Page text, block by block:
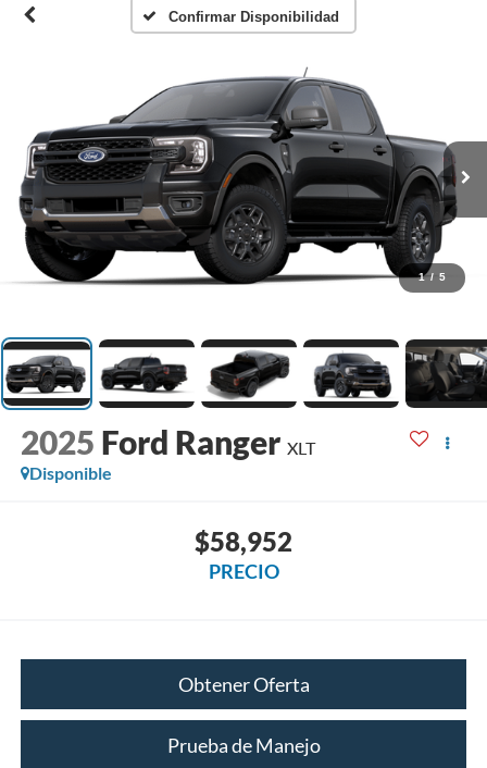
Confirmar Disponibilidad
1 / 5
2025 Ford Ranger XLT
Disponible
$58,952
PRECIO
Obtener Oferta
Prueba de Manejo